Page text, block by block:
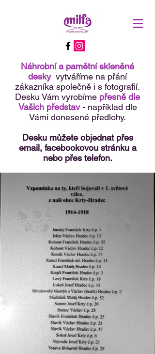
Náhrobní a pamětní skleněné
desky vytváříme na přání
zákazníka společně i s fotografií.
Desku Vám vyrobíme přesně dle
Vašich představ- například dle
Vámi donesené předlohy.
Desku můžete objednat přes
email, facebookovou stránku a
nebo přes telefon.